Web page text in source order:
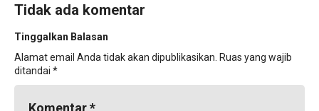
Tidak ada komentar
Tinggalkan Balasan
Alamat email Anda tidak akan dipublikasikan. Ruas yang wajib
ditandai *
Komentar*